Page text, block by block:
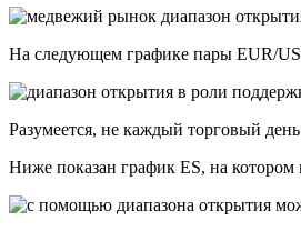
На следующем графике пары EUR/
Разумеется, не каждый торговый
Ниже показан график ES, на котором